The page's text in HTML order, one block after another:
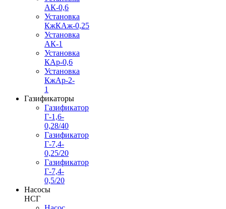
АК-0,6
Установка
КжКАж-0,25
Установка
АК-1
Установка
КАр-0,6
Установка
КжАр-2-
1
Газификаторы
Газификатор
Г-1,6-
0,28/40
Газификатор
Г-7,4-
0,25/20
Газификатор
Г-7,4-
0,5/20
Насосы
НСГ